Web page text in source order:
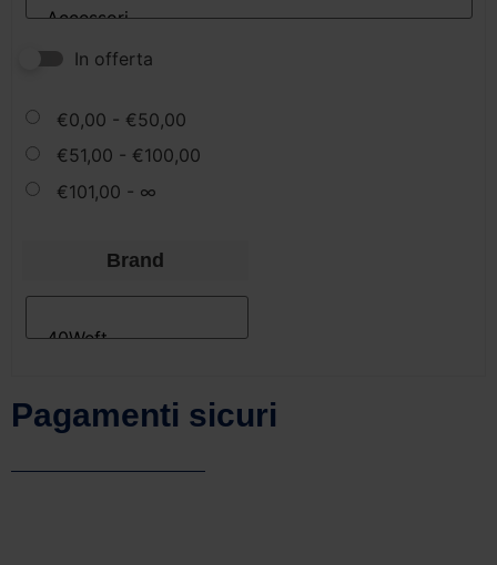
In offerta
€0,00 - €50,00
€51,00 - €100,00
€101,00 - ∞
Brand
Pagamenti sicuri